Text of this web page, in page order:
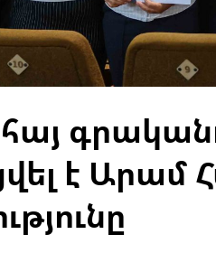
է Արամ